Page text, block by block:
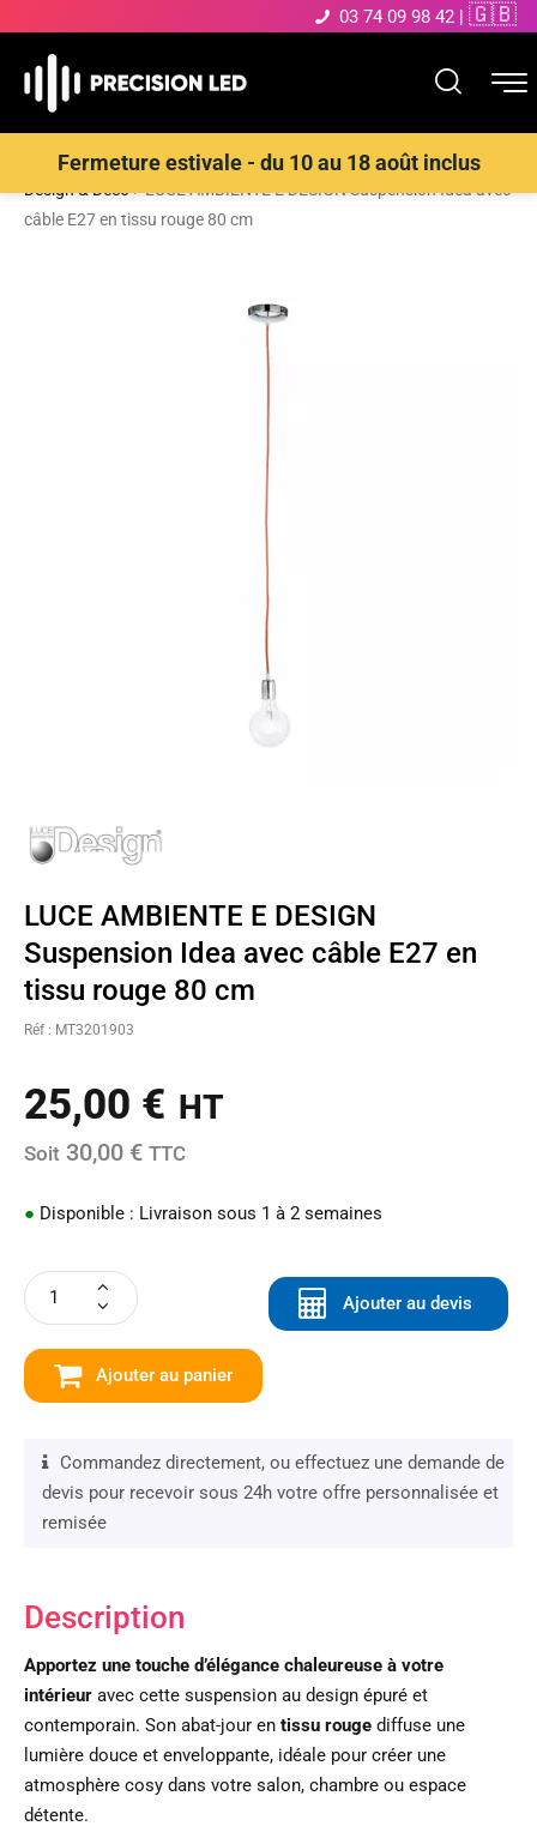
03 74 09 98 42 | 🇬🇧
Fermeture estivale - du 10 au 18 août inclus
Accueil>Boutique>ECLAIRAGE INTERIEUR LED>Suspensions
Design & Déco>LUCE AMBIENTE E DESIGN Suspension Idea avec
câble E27 en tissu rouge 80 cm
LUCE AMBIENTE E DESIGN
Suspension Idea avec câble E27 en
tissu rouge 80 cm
Réf : MT3201903
25,00 € HT
Soit 30,00 € TTC
● Disponible : Livraison sous 1 à 2 semaines
Ajouter au panier
Ajouter au devis
Commandez directement, ou effectuez une demande de
devis pour recevoir sous 24h votre offre personnalisée et
remisée
Description
Apportez une touche d’élégance chaleureuse à votre
intérieur avec cette suspension au design épuré et
contemporain. Son abat-jour en tissu rouge diffuse une
lumière douce et enveloppante, idéale pour créer une
atmosphère cosy dans votre salon, chambre ou espace
détente.